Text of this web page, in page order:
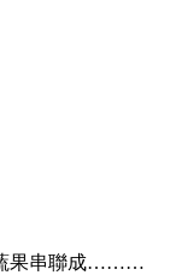
蔬果串聯成………